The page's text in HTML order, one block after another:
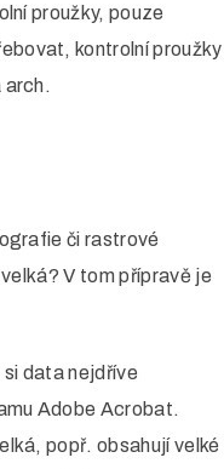
proužky, pouze
kontrolní proužky
arch.
či rastrové
V tom přípravě je
data nejdříve
Adobe Acrobat.
popř. obsahují velké